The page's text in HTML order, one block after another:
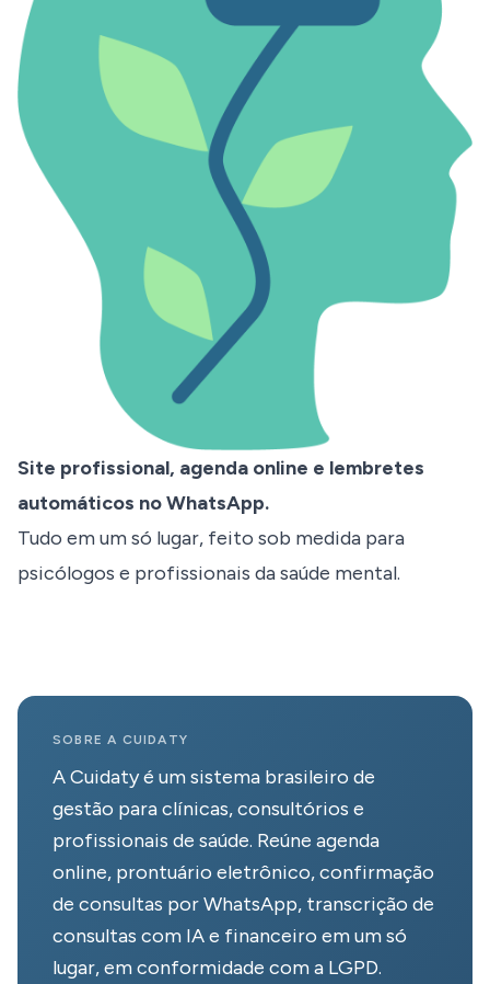
Site profissional, agenda online e lembretes
automáticos no WhatsApp.
Tudo em um só lugar, feito sob medida para
psicólogos e profissionais da saúde mental.
SOBRE A CUIDATY
A Cuidaty é um sistema brasileiro de
gestão para clínicas, consultórios e
profissionais de saúde. Reúne agenda
online, prontuário eletrônico, confirmação
de consultas por WhatsApp, transcrição de
consultas com IA e financeiro em um só
lugar, em conformidade com a LGPD.